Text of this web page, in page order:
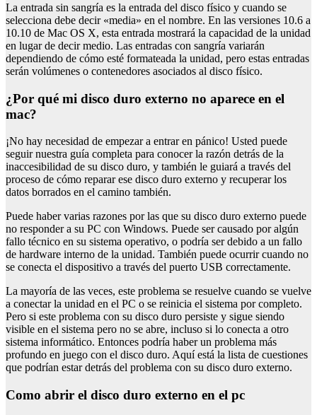
La entrada sin sangría es la entrada del disco físico y cuando se
selecciona debe decir «media» en el nombre. En las versiones 10.6 a
10.10 de Mac OS X, esta entrada mostrará la capacidad de la unidad
en lugar de decir medio. Las entradas con sangría variarán
dependiendo de cómo esté formateada la unidad, pero estas entradas
serán volúmenes o contenedores asociados al disco físico.
¿por qué mi disco duro externo no aparece en el
mac?
¡No hay necesidad de empezar a entrar en pánico! Usted puede
seguir nuestra guía completa para conocer la razón detrás de la
inaccesibilidad de su disco duro, y también le guiará a través del
proceso de cómo reparar ese disco duro externo y recuperar los
datos borrados en el camino también.
Puede haber varias razones por las que su disco duro externo puede
no responder a su PC con Windows. Puede ser causado por algún
fallo técnico en su sistema operativo, o podría ser debido a un fallo
de hardware interno de la unidad. También puede ocurrir cuando no
se conecta el dispositivo a través del puerto USB correctamente.
La mayoría de las veces, este problema se resuelve cuando se vuelve
a conectar la unidad en el PC o se reinicia el sistema por completo.
Pero si este problema con su disco duro persiste y sigue siendo
visible en el sistema pero no se abre, incluso si lo conecta a otro
sistema informático. Entonces podría haber un problema más
profundo en juego con el disco duro. Aquí está la lista de cuestiones
que podrían estar detrás del problema con su disco duro externo.
Como abrir el disco duro externo en el pc